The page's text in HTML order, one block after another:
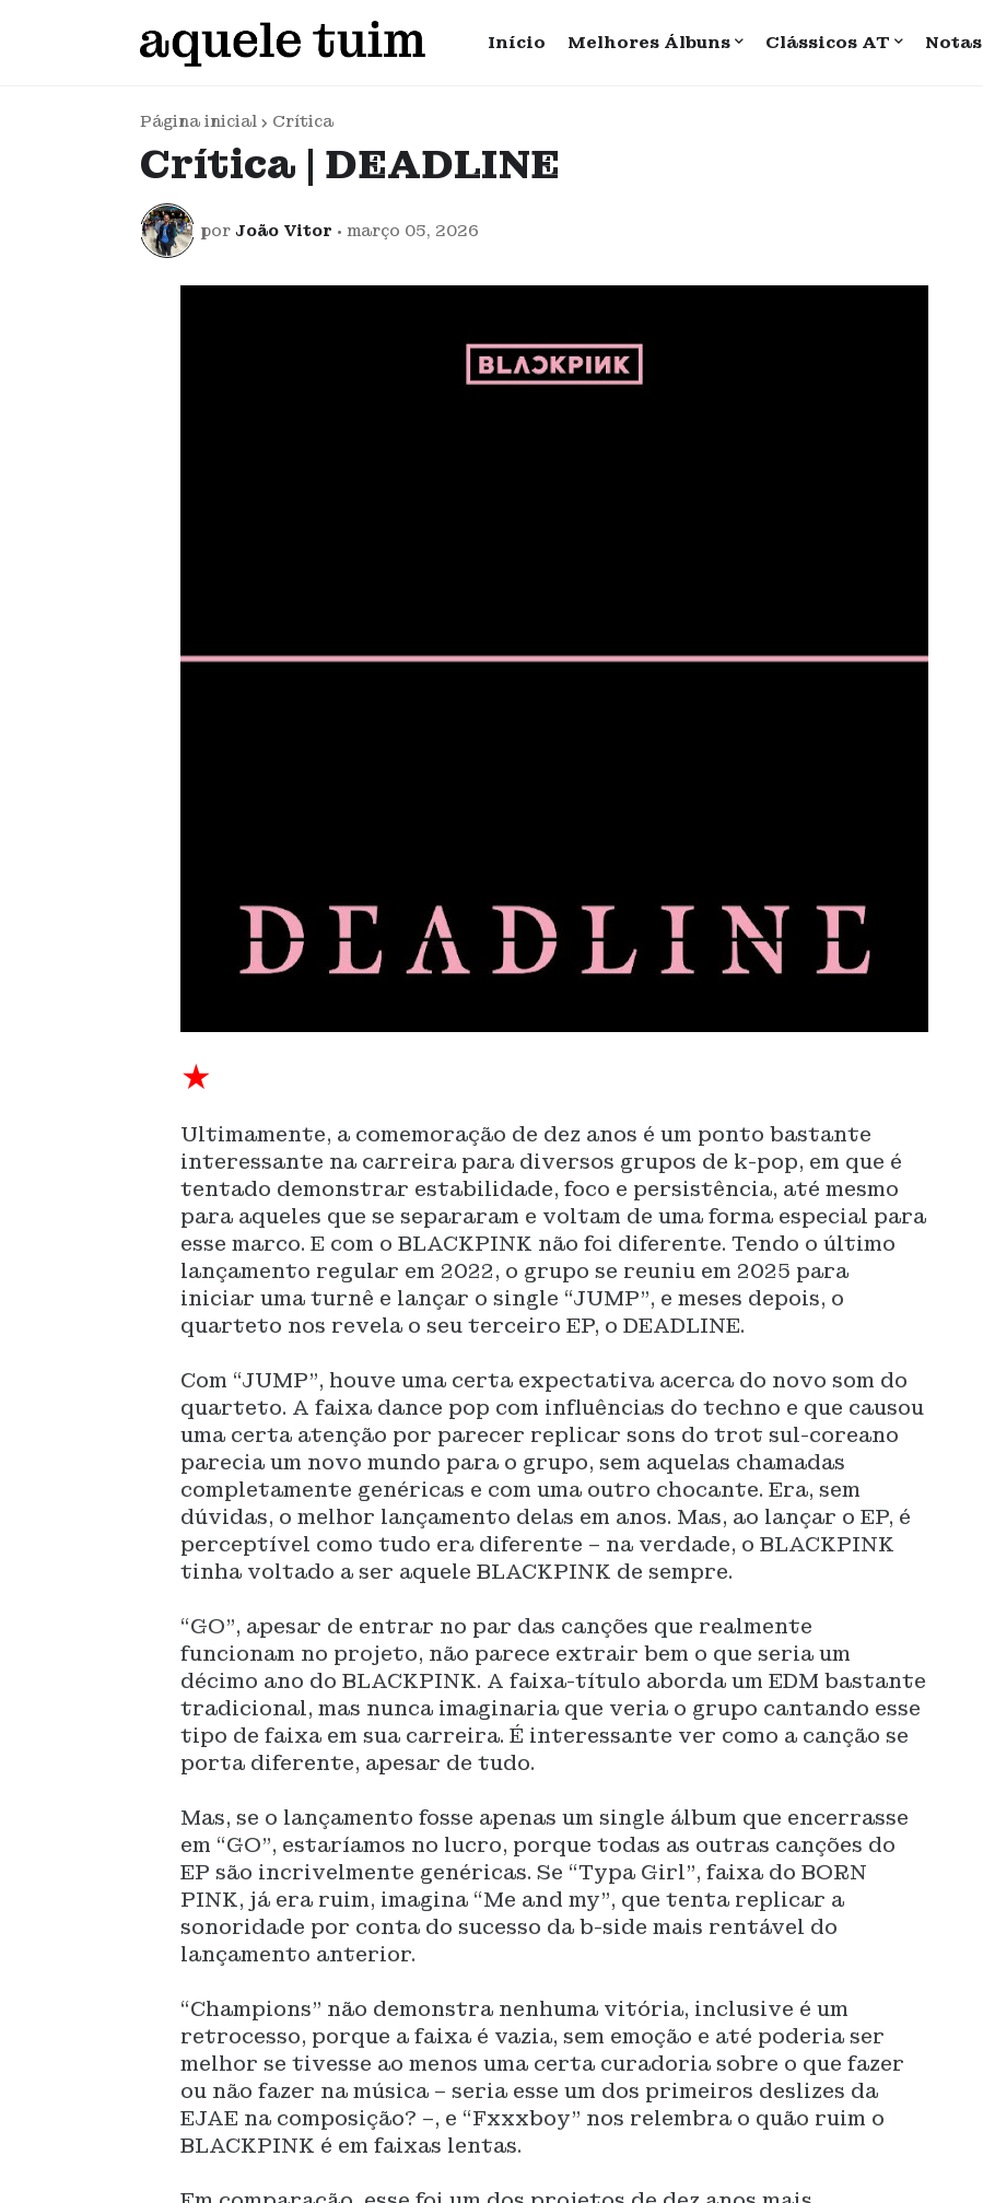
Início Melhores Álbuns Clássicos AT Notas
Página inicial Crítica
Crítica | DEADLINE
por João Vitor • março 05, 2026
★
Ultimamente, a comemoração de dez anos é um ponto bastante
interessante na carreira para diversos grupos de k-pop, em que é
tentado demonstrar estabilidade, foco e persistência, até mesmo
para aqueles que se separaram e voltam de uma forma especial para
esse marco. E com o BLACKPINK não foi diferente. Tendo o último
lançamento regular em 2022, o grupo se reuniu em 2025 para
iniciar uma turnê e lançar o single “JUMP”, e meses depois, o
quarteto nos revela o seu terceiro EP, o DEADLINE.
Com “JUMP”, houve uma certa expectativa acerca do novo som do
quarteto. A faixa dance pop com influências do techno e que causou
uma certa atenção por parecer replicar sons do trot sul-coreano
parecia um novo mundo para o grupo, sem aquelas chamadas
completamente genéricas e com uma outro chocante. Era, sem
dúvidas, o melhor lançamento delas em anos. Mas, ao lançar o EP, é
perceptível como tudo era diferente – na verdade, o BLACKPINK
tinha voltado a ser aquele BLACKPINK de sempre.
“GO”, apesar de entrar no par das canções que realmente
funcionam no projeto, não parece extrair bem o que seria um
décimo ano do BLACKPINK. A faixa-título aborda um EDM bastante
tradicional, mas nunca imaginaria que veria o grupo cantando esse
tipo de faixa em sua carreira. É interessante ver como a canção se
porta diferente, apesar de tudo.
Mas, se o lançamento fosse apenas um single álbum que encerrasse
em “GO”, estaríamos no lucro, porque todas as outras canções do
EP são incrivelmente genéricas. Se “Typa Girl”, faixa do BORN
PINK, já era ruim, imagina “Me and my”, que tenta replicar a
sonoridade por conta do sucesso da b-side mais rentável do
lançamento anterior.
“Champions” não demonstra nenhuma vitória, inclusive é um
retrocesso, porque a faixa é vazia, sem emoção e até poderia ser
melhor se tivesse ao menos uma certa curadoria sobre o que fazer
ou não fazer na música – seria esse um dos primeiros deslizes da
EJAE na composição? –, e “Fxxxboy” nos relembra o quão ruim o
BLACKPINK é em faixas lentas.